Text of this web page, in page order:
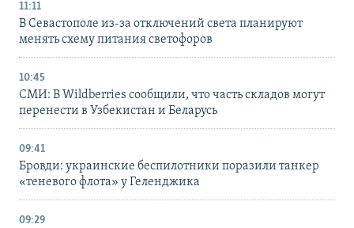
11:11
В Севастополе из-за отключений света планируют
менять схему питания светофоров
10:45
СМИ: В Wildberries сообщили, что часть складов могут
перенести в Узбекистан и Беларусь
09:41
Бровди: украинские беспилотники поразили танкер
«теневого флота» у Геленджика
09:29